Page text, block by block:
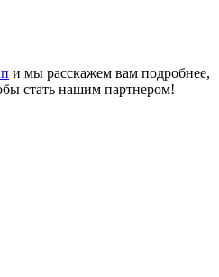
и мы расскажем вам подробнее,
стать нашим партнером!